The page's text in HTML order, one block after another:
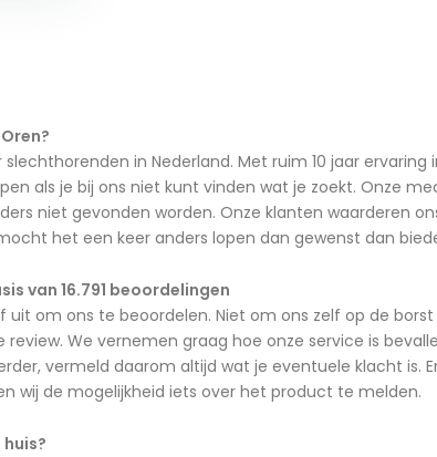
in Nederland. Met ruim 10 jaar
als je bij ons niet kunt vinden wat je zoekt. Onze
niet gevonden worden. Onze klanten waarderen
het een keer anders lopen dan gewenst dan
van 16.791 beoordelingen
uit om ons te beoordelen. Niet om ons zelf op de
We vernemen graag hoe onze service is
vermeld daarom altijd wat je eventuele klacht is.
wij de mogelijkheid iets over het product te melden.